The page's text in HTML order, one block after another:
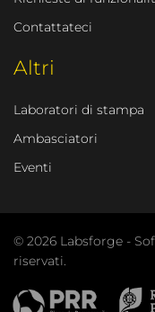
Contattateci
Altri
Laboratori di stampa
Ambasciatori
Eventi
© 2026 Labsforge -
riservati.